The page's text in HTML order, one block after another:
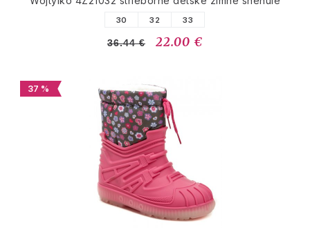
30 32 33
36.44 € 22.00 €
37 %